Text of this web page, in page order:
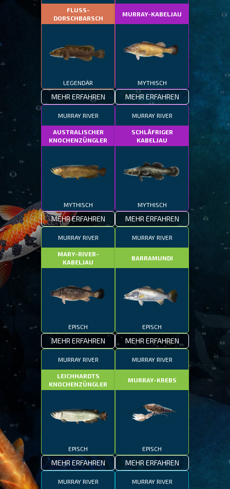
FLUSS-
DORSCHBARSCH
LEGENDÄR
MEHR ERFAHREN
MURRAY-KABELJAU
MYTHISCH
MEHR ERFAHREN
MURRAY RIVER
AUSTRALISCHER
KNOCHENZÜNGLER
MYTHISCH
MEHR ERFAHREN
MURRAY RIVER
SCHLÄFRIGER
KABELJAU
MYTHISCH
MEHR ERFAHREN
MURRAY RIVER
MARY-RIVER-
KABELJAU
EPISCH
MEHR ERFAHREN
MURRAY RIVER
BARRAMUNDI
EPISCH
MEHR ERFAHREN
MURRAY RIVER
LEICHHARDTS
KNOCHENZÜNGLER
EPISCH
MEHR ERFAHREN
MURRAY RIVER
MURRAY-KREBS
EPISCH
MEHR ERFAHREN
MURRAY RIVER MURRAY RIVER